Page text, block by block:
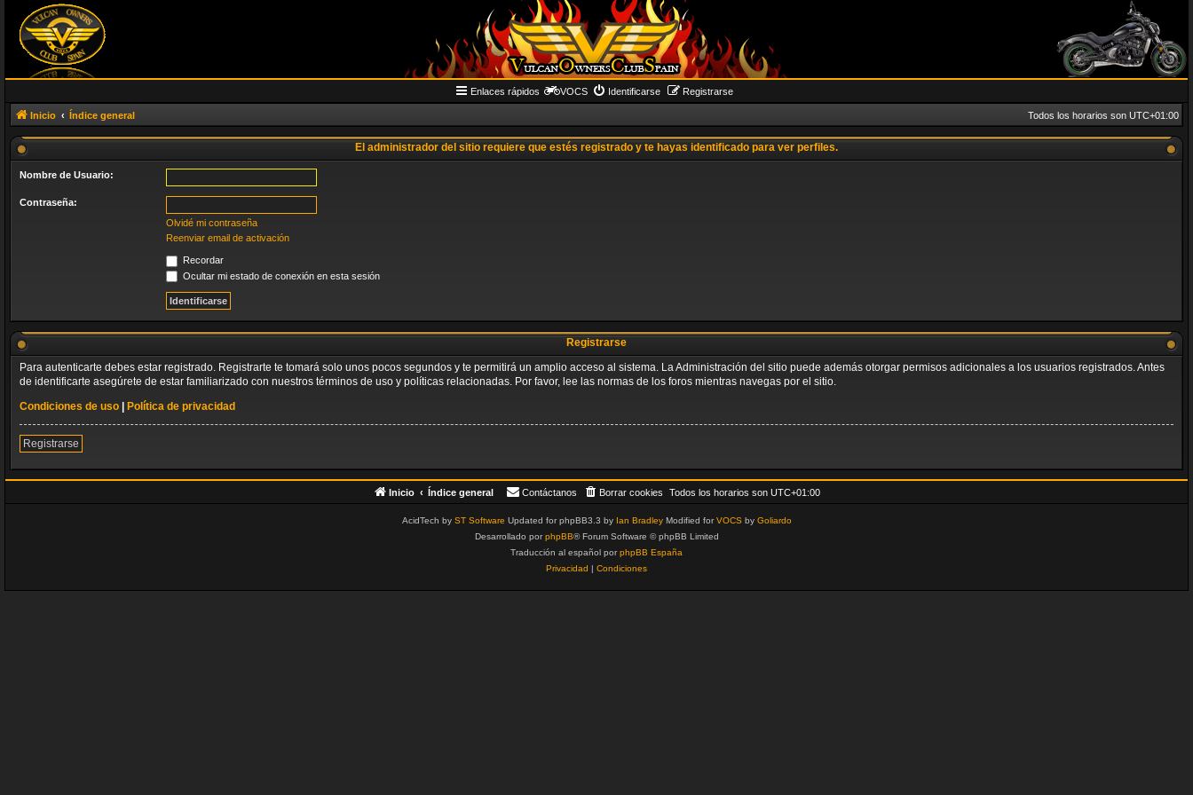
Enlaces rápidos VOCS Identificarse Registrarse
Inicio Índice general Todos los horarios son UTC+01:00
El administrador del sitio requiere que estés registrado y te hayas identificado para ver perfiles.
Nombre de Usuario:
Contraseña:
Olvidé mi contraseña
Reenviar email de activación
Recordar
Ocultar mi estado de conexión en esta sesión
Registrarse
Para autenticarte debes estar registrado. Registrarte te tomará solo unos pocos segundos y te permitirá un amplio acceso al sistema. La Administración del sitio puede además otorgar permisos adicionales a los usuarios registrados. Antes
de identificarte asegúrete de estar familiarizado con nuestros términos de uso y políticas relacionadas. Por favor, lee las normas de los foros mientras navegas por el sitio.
Condiciones de uso
Política de privacidad
Registrarse
Inicio Índice general Todos los horarios son UTC+01:00
Borrar cookies
Contáctanos
AcidTech by ST Software Updated for phpBB3.3 by Ian BradleyModified forVOCSby Goliardo
Desarrollado porphpBB® Forum Software © phpBB Limited
Traducción al español porphpBB España
Privacidad | Condiciones